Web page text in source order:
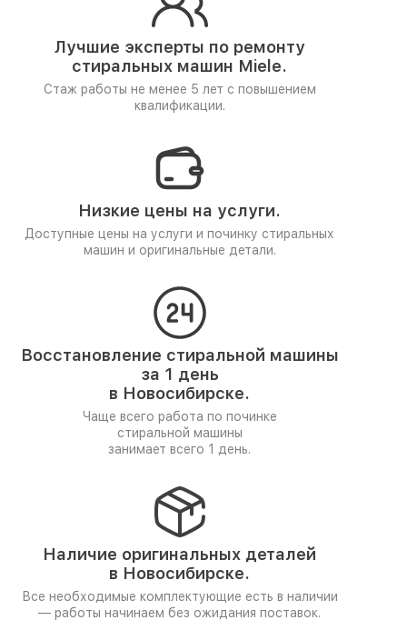
Лучшие эксперты по ремонту
стиральных машин Miele.
Стаж работы не менее 5 лет с повышением
квалификации.
Низкие цены на услуги.
Доступные цены на услуги и починку стиральных
машин и оригинальные детали.
Восстановление стиральной машины
за 1 день
в Новосибирске.
Чаще всего работа по починке
стиральной машины
занимает всего 1 день.
Наличие оригинальных деталей
в Новосибирске.
Все необходимые комплектующие есть в наличии
— работы начинаем без ожидания поставок.